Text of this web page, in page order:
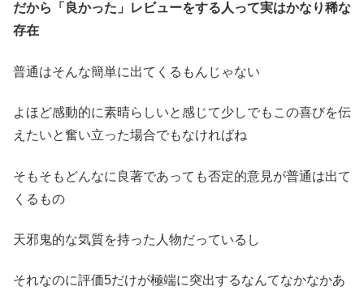
だから「良かった」レビューをする人って実はかなり稀な
存在
普通はそんな簡単に出てくるもんじゃない
よほど感動的に素晴らしいと感じて少しでもこの喜びを伝
えたいと奮い立った場合でもなければね
そもそもどんなに良著であっても否定的意見が普通は出て
くるもの
天邪鬼的な気質を持った人物だっているし
それなのに評価5だけが極端に突出するなんてなかなかあ